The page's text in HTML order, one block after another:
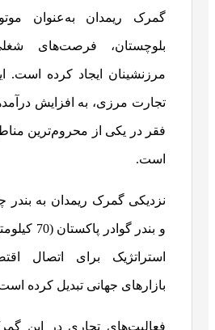
گمرک ریمدان به‌عنوان
بلوچستان، فرصت‌های
مرزنشینان ایجاد کرده است.
تجارت مرزی، به افزایش
فقر در یکی از محروم‌ترین
است.
و بندر
استراتژیک برای اتصال
بازارهای جهانی تبدیل کرده
فعالیت‌های تجاری در این